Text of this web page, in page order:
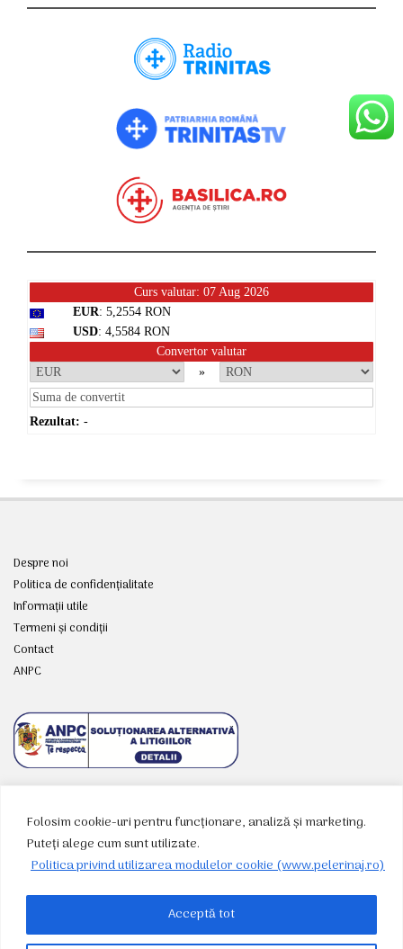
Folosim cookie-uri pentru funcționare, analiză și marketing.
Puteți alege cum sunt utilizate.
Politica privind utilizarea modulelor cookie (www.pelerinaj.ro)
Acceptă tot
Curs valutar: 07 Aug 2026
EUR: 5,2554 RON
USD: 4,5584 RON
Convertor valutar
»
Rezultat: -
Despre noi
Politica de confidențialitate
Informații utile
Termeni și condiții
Contact
ANPC
RETELE SOCIALE